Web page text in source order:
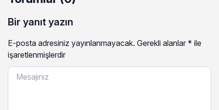
Bir yanıt yazın
E-posta adresiniz yayınlanmayacak. Gerekli alanlar * ile
işaretlenmişlerdir